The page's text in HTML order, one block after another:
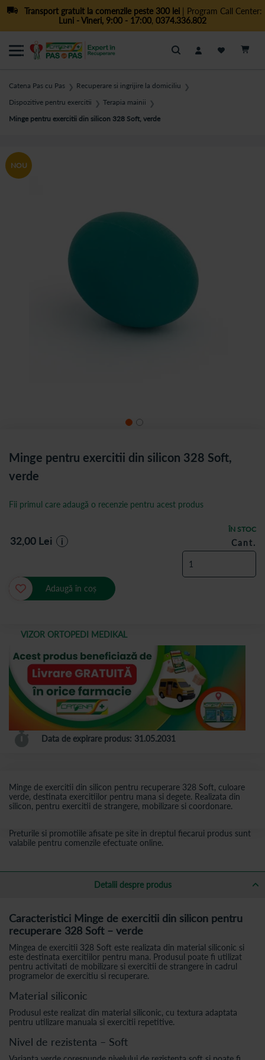
Transport gratuit la comenzile peste 300 lei| Program Call Center:
Luni - Vineri, 9:00 - 17:00, 0374.336.802
Cautare
Catena Pas cu Pas ❯ Recuperare si ingrijire la domiciliu ❯
Dispozitive pentru exercitii ❯ Terapia mainii ❯
Minge pentru exercitii din silicon 328 Soft, verde
NOU
VIZOR ORTOPEDI MEDIKAL
Data de expirare produs: 31.05.2031
Minge de exercitii din silicon pentru recuperare 328 Soft, culoare
verde, destinata exercitiilor pentru mana si degete. Realizata din
silicon, pentru exercitii de strangere, mobilizare si coordonare.
Minge pentru exercitii din silicon 328 Soft,
verde
ÎN STOC
Fii primul care adaugă o recenzie pentru acest produs
32,00 Lei i Cant.
Adaugă în coș
Preturile si promotiile afisate pe site in dreptul fiecarui produs sunt
valabile pentru comenzile efectuate online.
Detalii despre produs
Caracteristici Minge de exercitii din silicon pentru
recuperare 328 Soft – verde
Mingea de exercitii 328 Soft este realizata din material siliconic si
este destinata exercitiilor pentru mana. Produsul poate fi utilizat
pentru activitati de mobilizare si exercitii de strangere in cadrul
programelor de exercitiu si recuperare.
Material siliconic
Produsul este realizat din material siliconic, cu textura adaptata
pentru utilizare manuala si exercitii repetitive.
Nivel de rezistenta – Soft